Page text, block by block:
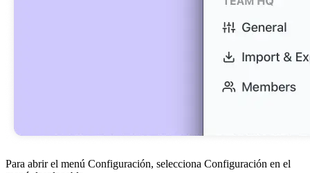
Para abrir el menú Configuración, selecciona Configuración en el